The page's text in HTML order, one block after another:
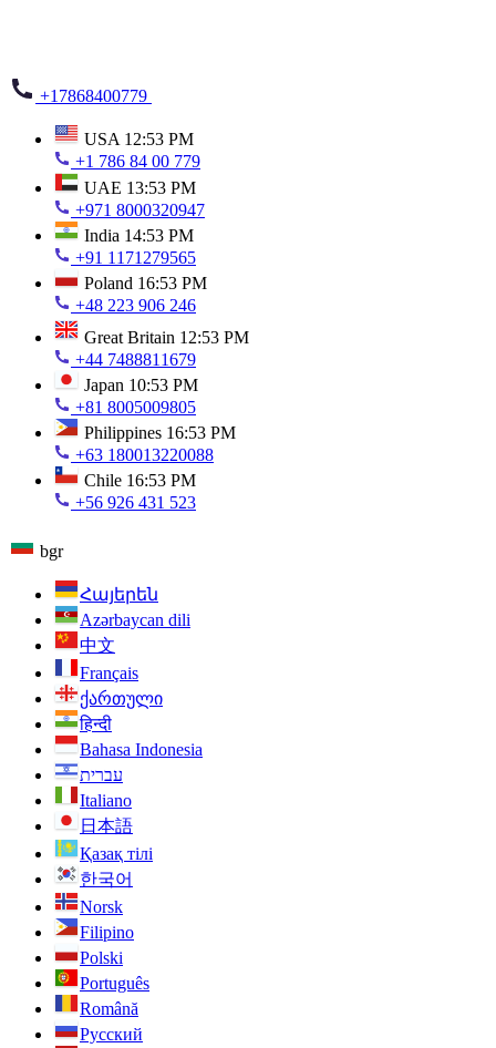
+17868400779
USA 12:53 PM
+1 786 84 00 779
UAE 13:53 PM
+971 8000320947
India 14:53 PM
+91 1171279565
Poland 16:53 PM
+48 223 906 246
Great Britain 12:53 PM
+44 7488811679
Japan 10:53 PM
+81 8005009805
Philippines 16:53 PM
+63 180013220088
Chile 16:53 PM
+56 926 431 523
bgr
Հայերեն
Azərbaycan dili
中文
Français
ქართული
हिन्दी
Bahasa Indonesia
עברית
Italiano
日本語
Қазақ тілі
한국어
Norsk
Filipino
Polski
Português
Română
Русский